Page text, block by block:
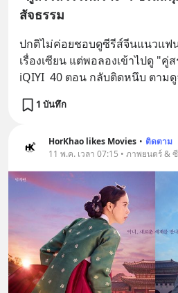
สัจธรรม
ปกติไม่ค่อยชอบดูซีรีส์จีนแนวแฟน
เรื่องเซียน แต่พอลองเข้าไปดู "คู่
iQIYI  40 ตอน กลับติดหนึบ ตาม
1 บันทึก
HorKhao likes Movies • ติดตาม
11 พ.ค. เวลา 07:15 • ภาพยนตร์ &